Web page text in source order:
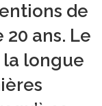
de
20 ans. Le
la longue